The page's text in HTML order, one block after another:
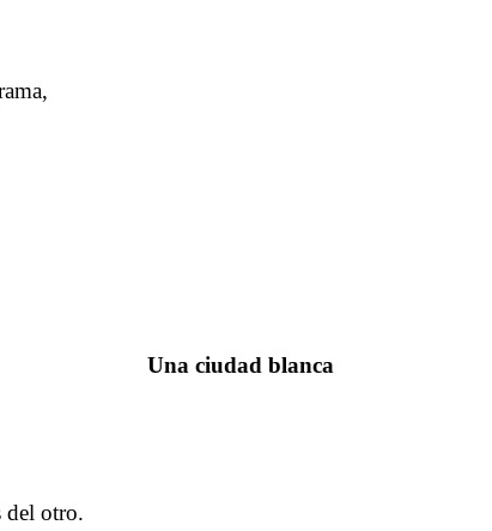
Una ciudad blanca
del otro.